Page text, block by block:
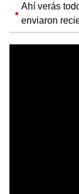
Ahí verás
enviaron